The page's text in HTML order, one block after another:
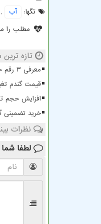
تگها:
آب ,
مطلب را
تازه
معرفی ۳ رقم جدید آویشن
قیمت گندم
افزایش حجم تجارت
خرید تضمینی گندم از ۷ و پنج دهم
نظرات
لطفا